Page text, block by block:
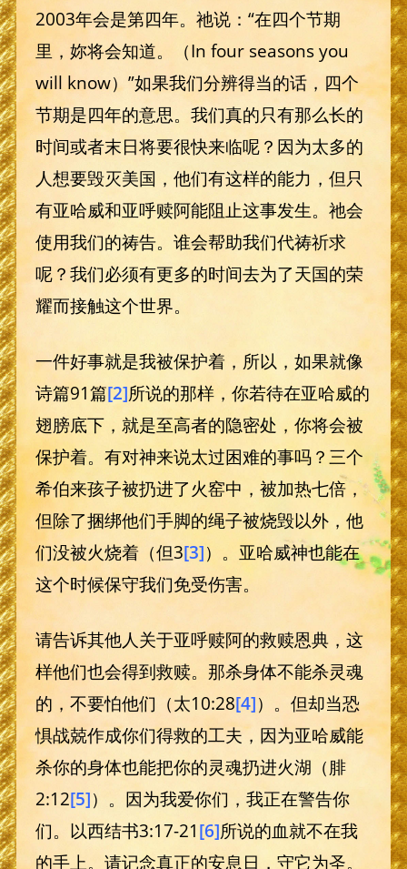
2003年会是第四年。祂说：“在四个节期
里，妳将会知道。（In four seasons you
will know）”如果我们分辨得当的话，四个
节期是四年的意思。我们真的只有那么长的
时间或者末日将要很快来临呢？因为太多的
人想要毁灭美国，他们有这样的能力，但只
有亚哈威和亚呼赎阿能阻止这事发生。祂会
使用我们的祷告。谁会帮助我们代祷祈求
呢？我们必须有更多的时间去为了天国的荣
耀而接触这个世界。
一件好事就是我被保护着，所以，如果就像
诗篇91篇[2]所说的那样，你若待在亚哈威的
翅膀底下，就是至高者的隐密处，你将会被
保护着。有对神来说太过困难的事吗？三个
希伯来孩子被扔进了火窑中，被加热七倍，
但除了捆绑他们手脚的绳子被烧毁以外，他
们没被火烧着（但3[3]）。亚哈威神也能在
这个时候保守我们免受伤害。
请告诉其他人关于亚呼赎阿的救赎恩典，这
样他们也会得到救赎。那杀身体不能杀灵魂
的，不要怕他们（太10:28[4]）。但却当恐
惧战兢作成你们得救的工夫，因为亚哈威能
杀你的身体也能把你的灵魂扔进火湖（腓
2:12[5]）。因为我爱你们，我正在警告你
们。以西结书3:17-21 [6]所说的血就不在我
的手上。请记念真正的安息日，守它为圣。